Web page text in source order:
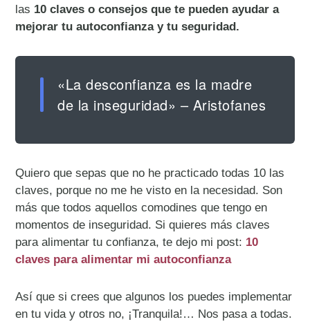
las 10 claves o consejos que te pueden ayudar a
mejorar tu autoconfianza y tu seguridad.
«La desconfianza es la madre
de la inseguridad» – Aristofanes
Quiero que sepas que no he practicado todas 10 las
claves, porque no me he visto en la necesidad. Son
más que todos aquellos comodines que tengo en
momentos de inseguridad. Si quieres más claves
para alimentar tu confianza, te dejo mi post: 10
claves para alimentar mi autoconfianza
Así que si crees que algunos los puedes implementar
en tu vida y otros no, ¡Tranquila!… Nos pasa a todas.